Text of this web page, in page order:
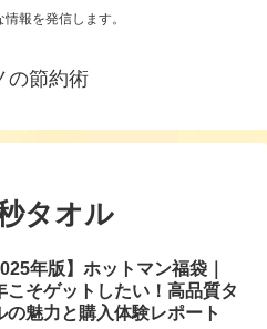
報を発信します。
の節約術
タオル
年版】ホットマン福袋｜
こそゲットしたい！高品質タ
の魅力と購入体験レポート